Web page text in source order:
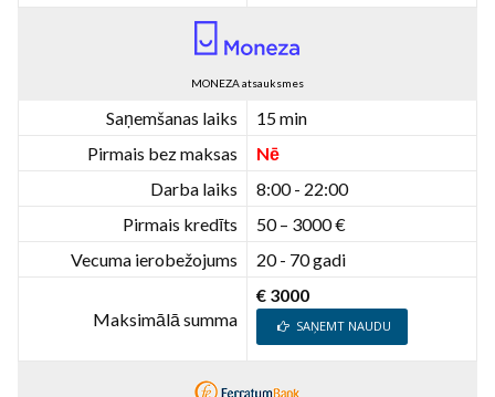
MONEZA atsauksmes
Saņemšanas laiks
15 min
Pirmais bez maksas
Nē
Darba laiks
8:00 - 22:00
Pirmais kredīts
50 – 3000 €
Vecuma ierobežojums
20 - 70 gadi
Maksimālā summa
€ 3000
SAŅEMT NAUDU